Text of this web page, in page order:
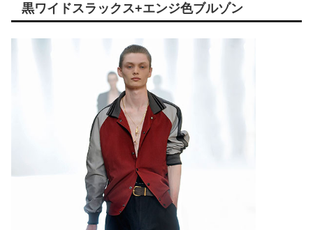
黒ワイドスラックス+エンジ色ブルゾン